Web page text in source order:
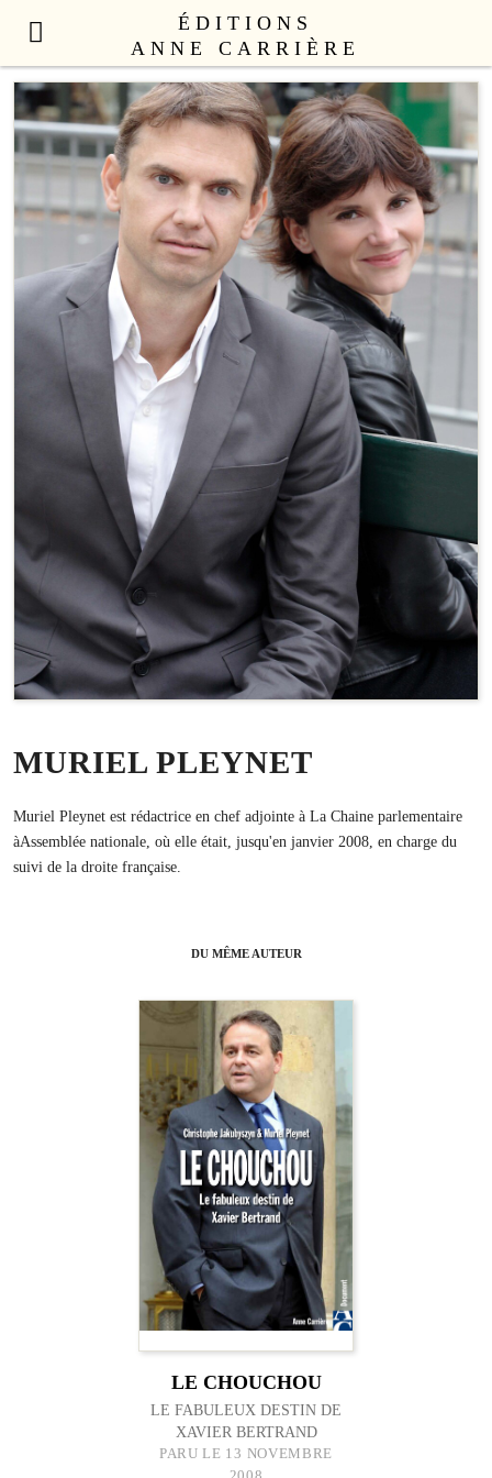
ÉDITIONS
ANNE CARRIÈRE
NOUVEAUTÉS
LITTÉRATURE FRANÇAISE
LITTÉRATURE ÉTRANGÈRE
NON FICTION
ANNE CARRIÈRE UNIVERS
SEX APPEAL
CATALOGUE
AUTEURS
LE COLLECTIF
CONTACT
PROFESSIONNELS
MURIEL PLEYNET
Muriel Pleynet est rédactrice en chef adjointe à La Chaine parlementaire
àAssemblée nationale, où elle était, jusqu'en janvier 2008, en charge du
suivi de la droite française.
DU MÊME AUTEUR
LE CHOUCHOU
LE FABULEUX DESTIN DE
XAVIER BERTRAND
PARU LE 13 NOVEMBRE